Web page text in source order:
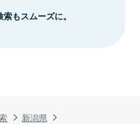
新潟県
もスムーズに。